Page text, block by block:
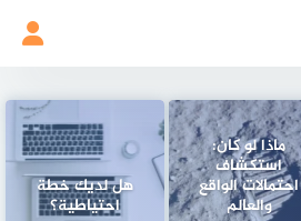
ماذا لو كان:
استكشاف
احتمالات الواقع
والعالم
هل لديك خطة
احتياطية؟